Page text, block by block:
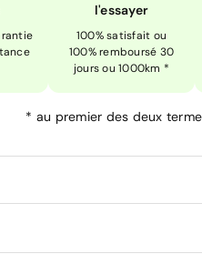
l'essayer
100% satisfait ou
100% remboursé 30
jours ou 1000km *
* au premier des deux